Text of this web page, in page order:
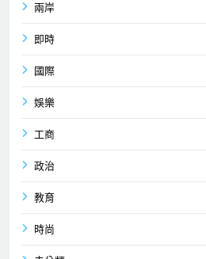
兩岸
即時
國際
娛樂
工商
政治
教育
時尚